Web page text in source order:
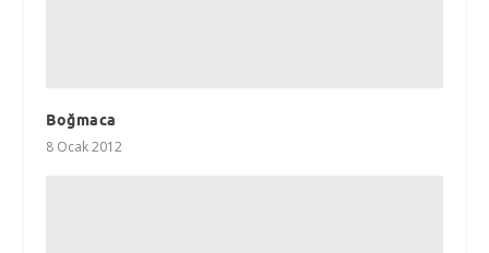
Boğmaca
8 Ocak 2012